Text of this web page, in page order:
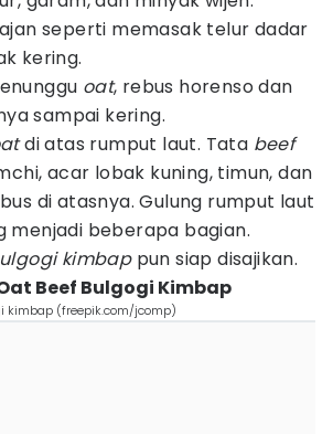
seperti memasak telur dadar
kering.
oat, rebus horenso dan
sampai kering.
di atas rumput laut. Tata beef
acar lobak kuning, timun, dan
di atasnya. Gulung rumput laut
menjadi beberapa bagian.
kimbap pun siap disajikan.
Beef Bulgogi Kimbap
kimbap (freepik.com/jcomp)